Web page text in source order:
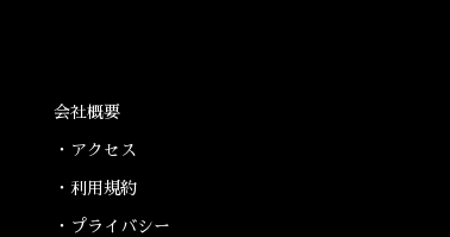
会社概要
・アクセス
・利用規約
・プライバシー